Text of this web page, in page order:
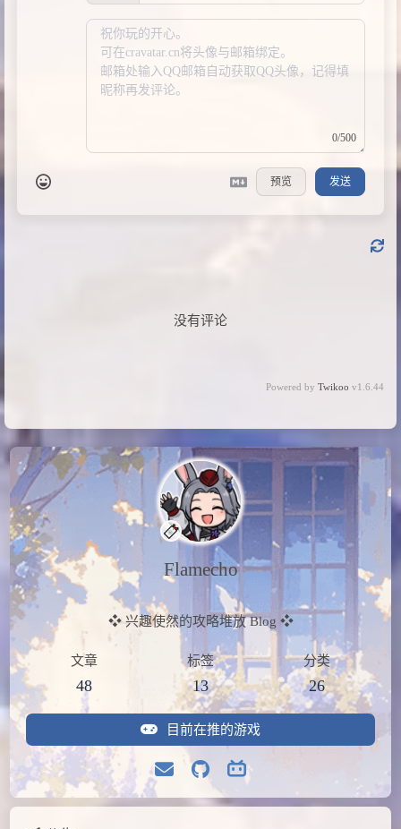
0/500
预览 发送
没有评论
Powered by Twikoo v1.6.44
在读 银河帝国之刃
Flamecho
❖ 兴趣使然的攻略堆放 Blog ❖
文章
48
标签
13
分类
26
目前在推的游戏